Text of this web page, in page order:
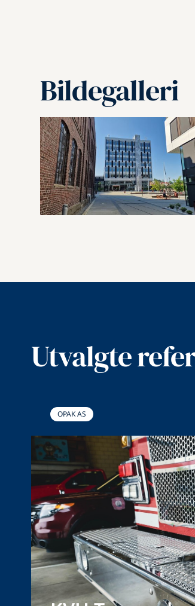
Bildegalleri
Utvalgte
OPAK AS